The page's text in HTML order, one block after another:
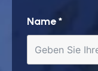
Name*